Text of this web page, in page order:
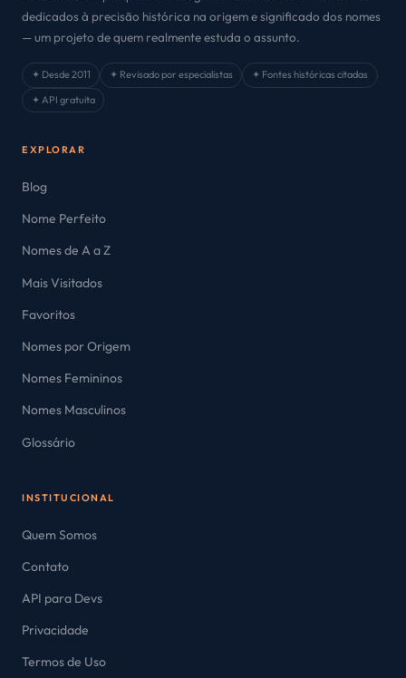
dedicados à precisão histórica na origem e significado dos nomes
— um projeto de quem realmente estuda o assunto.
✦ Desde 2011 ✦ Revisado por especialistas
✦ Fontes históricas citadas
✦ API gratuita
EXPLORAR
Blog
Nome Perfeito
Nomes de A a Z
Mais Visitados
Favoritos
Nomes por Origem
Nomes Femininos
Nomes Masculinos
Glossário
INSTITUCIONAL
Quem Somos
Contato
API para Devs
Privacidade
Termos de Uso